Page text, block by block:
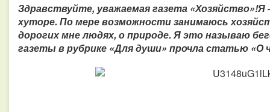
Здравствуйте, уважаемая газета «Хозяйство»!Я
хуторе. По мере возможности занимаюсь
дорогих мне людях, о природе. Я это называю
газеты в рубрике «Для души» прочла статью «О